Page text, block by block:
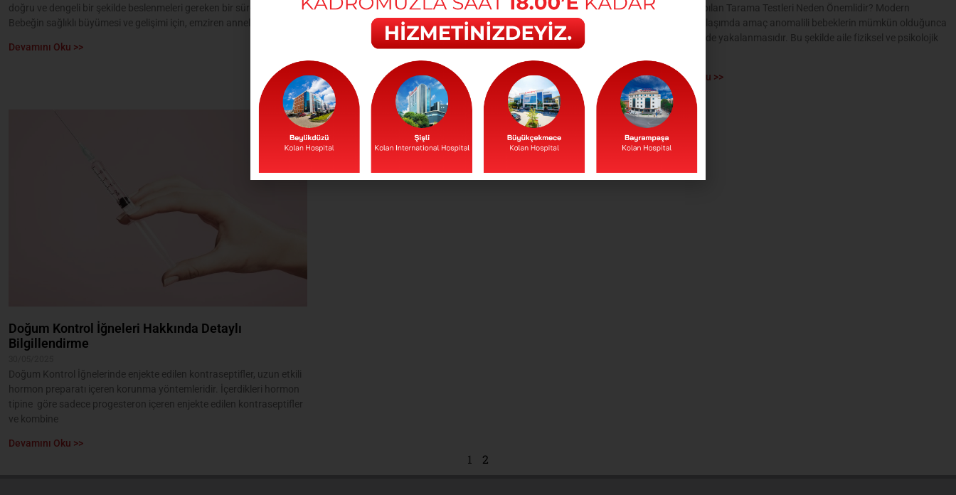
doğru ve dengeli bir şekilde beslenmeleri gereken bir süreçtir.
Bebeğin sağlıklı büyümesi ve gelişimi için, emziren annelerin
Devamını Oku >>
Normal vajinal doğum, gebeliğin sonunda bebeğin annenin vajinası
yoluyla dünyaya gelmesiyle gerçekleşir. Bu doğum şekli, kadın
bedeninin doğaya uyumlu ritmini yansıtan güçlü ve özel bir
Devamını Oku >>
Gebelikte Yapılan Tarama Testleri Neden Önemlidir? Modern
obstetrik yaklaşımda amaç anomalili bebeklerin mümkün olduğunca
erken dönemde yakalanmasıdır. Bu şekilde aile fiziksel ve psikolojik
Devamını Oku >>
Doğum Kontrol İğneleri Hakkında Detaylı
Bilgillendirme
Doğum Kontrol İğnelerinde enjekte edilen kontraseptifler, uzun etkili
hormon preparatı içeren korunma yöntemleridir. İçerdikleri hormon
tipine göre sadece progesteron içeren enjekte edilen kontraseptifler
ve kombine
Devamını Oku >>
1 2